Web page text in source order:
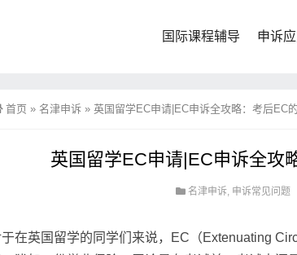
国际课程辅导 申诉
首页 » 名津申诉 » 英国留学EC申请|EC申诉全攻略：考后EC
英国留学EC申请|EC申诉全攻
名津申诉, 申诉常见问题
在英国留学的同学们来说，EC（Extenuating